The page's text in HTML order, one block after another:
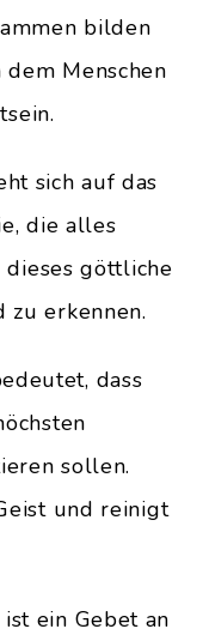
bilden
Menschen
sich auf das
die alles
göttliche
zu erkennen.
dass
sollen.
und reinigt
ist ein Gebet an